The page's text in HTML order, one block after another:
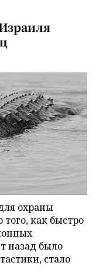
охраны
как быстро
назад было
стало